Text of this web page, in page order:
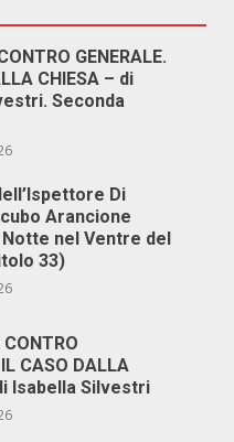
GENERALE.
CHIESA – di
Seconda
Di
Arancione
nel Ventre del
33)
CONTRO
IL CASO DALLA
Isabella Silvestri